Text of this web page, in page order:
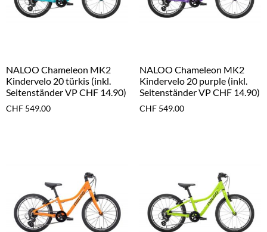
NALOO Chameleon MK2
Kindervelo 20 türkis (inkl.
Seitenständer VP CHF 14.90)
CHF 549.00
NALOO Chameleon MK2
Kindervelo 20 purple (inkl.
Seitenständer VP CHF 14.90)
CHF 549.00